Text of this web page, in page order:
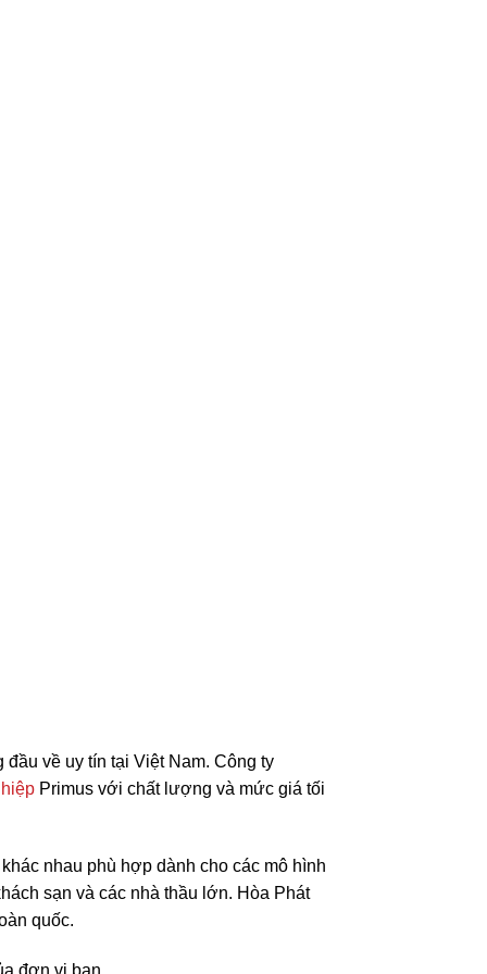
đầu về uy tín tại Việt Nam. Công ty
Primus với chất lượng và mức giá tối
nhau phù hợp dành cho các mô hình
sạn và các nhà thầu lớn. Hòa Phát
quốc.
đơn vị bạn.